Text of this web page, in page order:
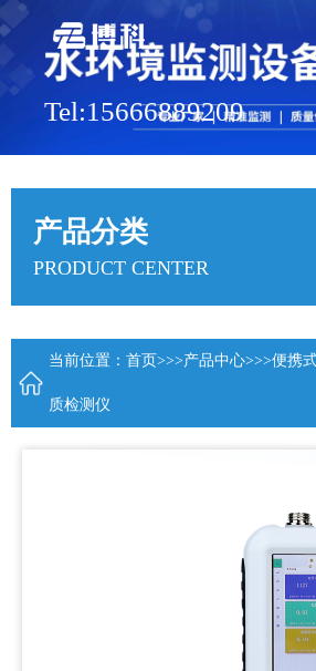
Tel:15666889209
产品分类
PRODUCT CENTER
当前位置： 首页>>>产品中心>>>便携
质检测仪